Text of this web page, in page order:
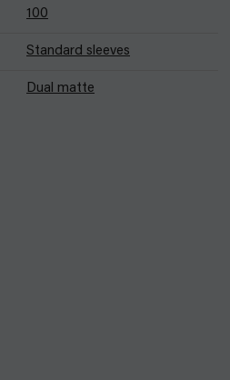
100
Standard sleeves
Dual matte